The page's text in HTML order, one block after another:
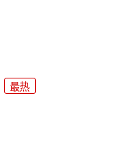
最热